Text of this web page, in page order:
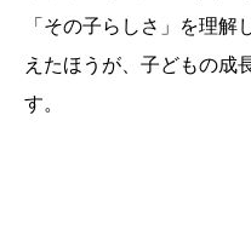
「その子らしさ」を理
えたほうが、子どもの成
す。